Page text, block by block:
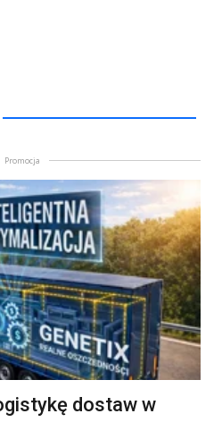
Promocja
dostaw w